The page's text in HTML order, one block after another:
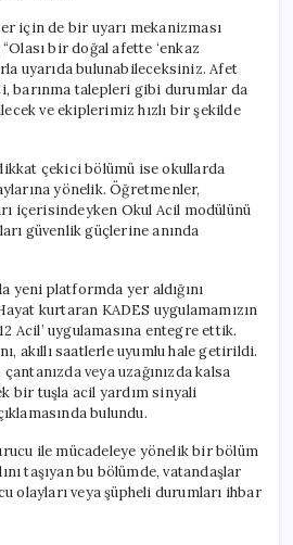
için de bir uyarı mekanizması
bir doğal afette ‘enkaz
uyarıda bulunabileceksiniz. Afet
barınma talepleri gibi durumlar da
ve ekiplerimiz hızlı bir şekilde
çekici bölümü ise okullarda
yönelik. Öğretmenler,
içerisindeyken Okul Acil modülünü
güvenlik güçlerine anında
yeni platformda yer aldığını
kurtaran KADES uygulamamızın
Acil’ uygulamasına entegre ettik.
akıllı saatlerle uyumlu hale getirildi.
veya uzağınızda kalsa
bir tuşla acil yardım sinyali
bulundu.
ile mücadeleye yönelik bir bölüm
taşıyan bu bölümde, vatandaşlar
olayları veya şüpheli durumları ihbar